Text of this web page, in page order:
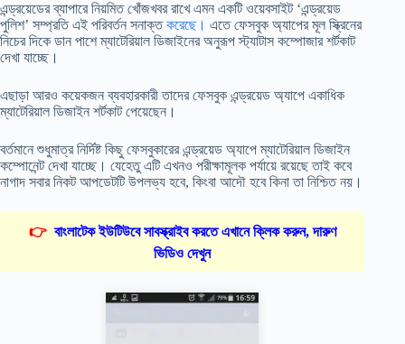
এন্ড্রয়েডের ব্যাপারে নিয়মিত খোঁজখবর রাখে এমন একটি ওয়েবসাইট ‘এন্ড্রয়েড
পুলিশ’ সম্প্রতি এই পরিবর্তন সনাক্তকরেছে। এতে ফেসবুক অ্যাপের মূল স্ক্রিনের
নিচের দিকে ডান পাশে ম্যাটেরিয়াল ডিজাইনের অনুরূপ স্ট্যাটাস কম্পোজার শর্টকাট
দেখা যাচ্ছে।
এছাড়া আরও কয়েকজন ব্যবহারকারী তাদের ফেসবুক এন্ড্রয়েড অ্যাপে একাধিক
ম্যাটেরিয়াল ডিজাইন শর্টকাট পেয়েছেন।
বর্তমানে শুধুমাত্র নির্দিষ্ট কিছু ফেসবুকারের এন্ড্রয়েড অ্যাপে ম্যাটেরিয়াল ডিজাইন
কম্পোনেন্ট দেখা যাচ্ছে। যেহেতু এটি এখনও পরীক্ষামূলক পর্যায়ে রয়েছে তাই কবে
নাগাদ সবার নিকট আপডেটটি উপলভ্য হবে, কিংবা আদৌ হবে কিনা তা নিশ্চিত নয়।
👉 বাংলাটেক ইউটিউবে সাবস্ক্রাইব করতে এখানে ক্লিক করুন, দারুণ
ভিডিও দেখুন